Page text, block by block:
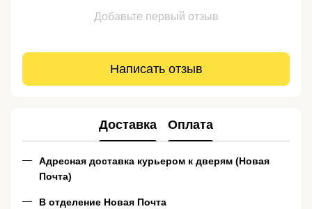
Добавьте первый отзыв
Написать отзыв
Доставка Оплата
Адресная доставка курьером к дверям (Новая
Почта)
В отделение Новая Почта